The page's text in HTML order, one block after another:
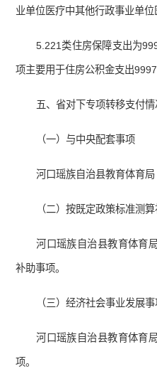
业单位医疗中其他行政事业单位
5.221类住房保障支出为
项主要用于住房公积金支出
五、省对下专项转移支付情
（一）与中央配套事项
河口瑶族自治县教育体育局
（二）按既定政策标准测
河口瑶族自治县教育体育
补助事项。
（三）经济社会事业发展事
河口瑶族自治县教育体育
项。